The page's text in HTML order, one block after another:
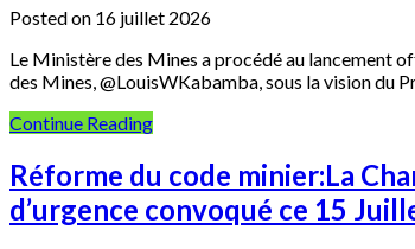
Posted on 16 juillet 2026
Le Ministère des Mines a procédé au lancement
des Mines, @LouisWKabamba, sous la vision du
Continue Reading
Réforme du code minier:La
d’urgence convoqué ce 15